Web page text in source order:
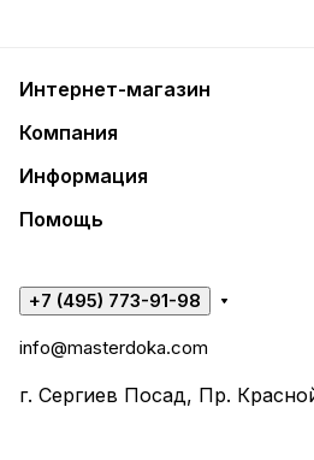
Интернет-магазин
Компания
Информация
Помощь
+7 (495) 773-91-98
info@masterdoka.com
г. Сергиев Посад, Пр.